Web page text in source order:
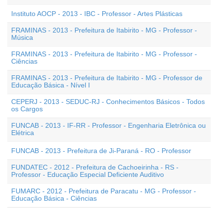
Instituto AOCP - 2013 - IBC - Professor - Artes Plásticas
FRAMINAS - 2013 - Prefeitura de Itabirito - MG - Professor -
Música
FRAMINAS - 2013 - Prefeitura de Itabirito - MG - Professor -
Ciências
FRAMINAS - 2013 - Prefeitura de Itabirito - MG - Professor de
Educação Básica - Nível I
CEPERJ - 2013 - SEDUC-RJ - Conhecimentos Básicos - Todos
os Cargos
FUNCAB - 2013 - IF-RR - Professor - Engenharia Eletrônica ou
Elétrica
FUNCAB - 2013 - Prefeitura de Ji-Paraná - RO - Professor
FUNDATEC - 2012 - Prefeitura de Cachoeirinha - RS -
Professor - Educação Especial Deficiente Auditivo
FUMARC - 2012 - Prefeitura de Paracatu - MG - Professor -
Educação Básica - Ciências